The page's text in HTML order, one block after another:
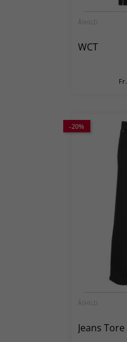
ÅSHILD
WCT
Fr.
-20%
ÅSHILD
Jeans Tore